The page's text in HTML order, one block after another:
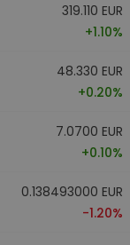
319.110 EUR
+1.10%
48.330 EUR
+0.20%
7.0700 EUR
+0.10%
0.138493000 EUR
-1.20%